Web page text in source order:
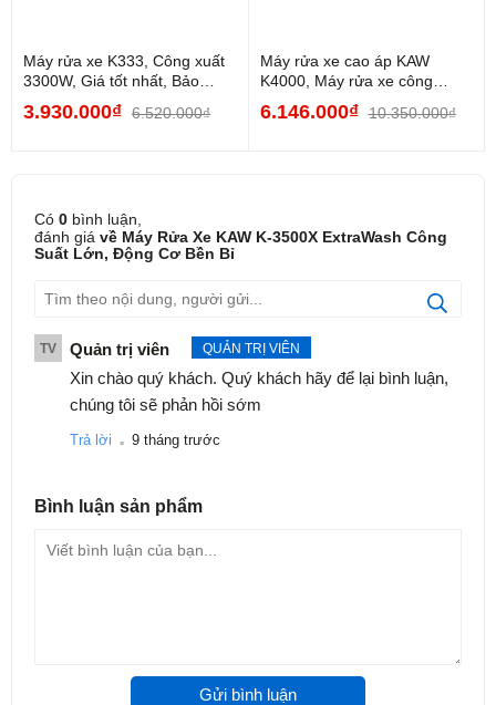
Máy rửa xe K333, Công xuất
3300W, Giá tốt nhất, Bảo
hành chính hãng
3.930.000₫ 6.520.000₫
Máy rửa xe cao áp KAW
K4000, Máy rửa xe công
nghiệp, Sức mạnh làm...
6.146.000₫ 10.350.000₫
Có 0 bình luận,
đánh giá về Máy Rửa Xe KAW K-3500X ExtraWash Công
Suất Lớn, Động Cơ Bền Bỉ
TV Quản trị viên QUẢN TRỊ VIÊN
Xin chào quý khách. Quý khách hãy để lại bình luận,
chúng tôi sẽ phản hồi sớm
Trả lời . 9 tháng trước
Bình luận sản phẩm
Gửi bình luận